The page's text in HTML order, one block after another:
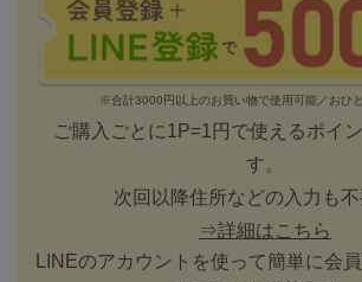
※合計3000円以上のお買い物で使用可能／おひ
ご購入ごとに1P=1円で使えるポイ
す。
次回以降住所などの入力も不
⇒詳細はこちら
LINEのアカウントを使って簡単に会